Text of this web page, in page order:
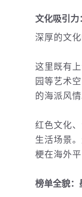
文化吸引力
深厚的文
这里既有
园等艺术
的海派风情
红色文化
生活场景
梗在海外
榜单全貌：